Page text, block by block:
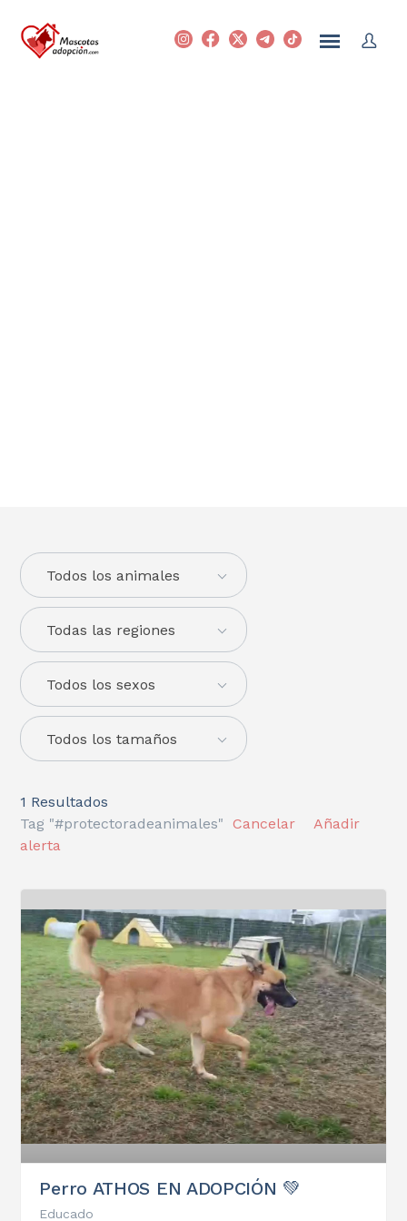
Todas las regiones
Todos los animales
Todos los sexos
Todos los tamaños
1 Resultados
Tag "#protectoradeanimales"
Cancelar
Añadir
alerta
Perro ATHOS EN ADOPCIÓN 💚
Educado